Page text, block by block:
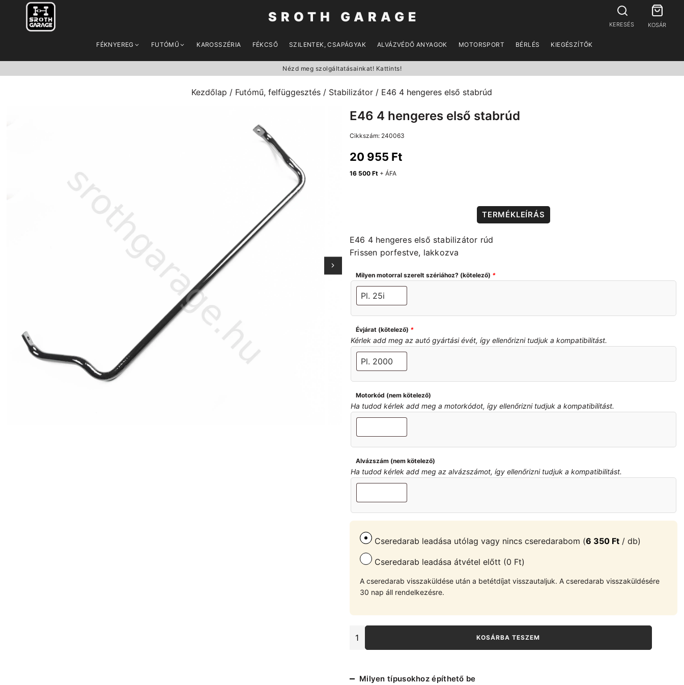
SROTH GARAGE KERESÉS KOSÁR
FÉKNYEREG FUTÓMŰ KAROSSZÉRIA FÉKCSŐ SZILENTEK, CSAPÁGYAK ALVÁZVÉDŐ ANYAGOK MOTORSPORT BÉRLÉS KIEGÉSZÍTŐK
Nézd meg szolgáltatásainkat! Kattints!
Kezdőlap / Futómű, felfüggesztés / Stabilizátor / E46 4 hengeres első stabrúd
E46 4 hengeres első stabrúd
Cikkszám: 240063
20 955 Ft
16 500 Ft+ ÁFA
TERMÉKLEÍRÁS
E46 4 hengeres első stabilizátor rúd
Frissen porfestve, lakkozva
Milyen motorral szerelt szériához? (kötelező) *
Évjárat (kötelező) *
Kérlek add meg az autó gyártási évét, így ellenőrizni tudjuk a kompatibilitást.
Motorkód (nem kötelező)
Ha tudod kérlek add meg a motorkódot, így ellenőrizni tudjuk a kompatibilitást.
Alvázszám (nem kötelező)
Ha tudod kérlek add meg az alvázszámot, így ellenőrizni tudjuk a kompatibilitást.
Cseredarab leadása utólag vagy nincs cseredarabom (6 350 Ft/ db)
Cseredarab leadása átvétel előtt (0 Ft)
A cseredarab visszaküldése után a betétdíjat visszautaljuk. A cseredarab visszaküldésére
30 nap áll rendelkezésre.
hengeres
mennyiség
KOSÁRBA TESZEM
Milyen típusokhoz építhető be